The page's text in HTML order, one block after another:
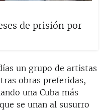
de prisión por
un grupo de artistas
obras preferidas,
una Cuba más
se unan al susurro